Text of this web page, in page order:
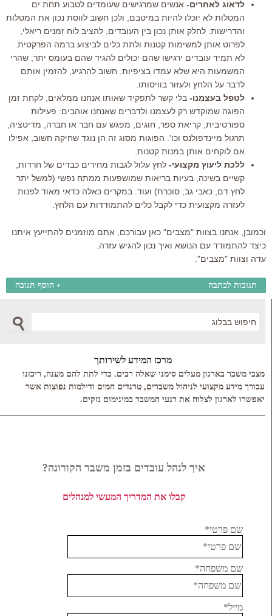
לדאוג לאחרים- אנשים שמרגישים שעומדים לטבוע תחת ים
המטלות לא יוכלו להיות במיטבם, ולכן חשוב לווסת נכון את המטלות
והדרישות: לחלק אותן נכון בין העובדים, להציב לוח זמנים ריאלי,
לפרוט אותן למשימות קטנות ולתת כלים לביצוע ברמה הפרקטית.
לא תמיד עובדים ירגישו שהם יכולים להגיד שהם בעומס יתר, שהרי
המשמעות היא שלא עמדו בציפיות. חשוב להרגיע, להזמין אותם
לדבר על הלחץ ולעזור בוויסותו.
לטפל בעצמנו- בלי קשר לתפקיד שאותו אנחנו ממלאים, לקחת זמן
הפוגה שמוקדש רק לעצמנו ולדברים שאנחנו אוהבים: פעילות
ספורטיבית, קריאת ספר, חוגים, מפגש עם חבר או חברה, מדיטציה,
תרגול מיינדפולנס וכו'. הפוגות מסוג זה הן נוגד שחיקה חשוב, אפילו
אם לוקחים אותן במנות קטנות.
ללכת ליעוץ מקצועי- לחץ עלול לגבות מחירים כבדים של חרדות,
קשיים בשינה, בעיות בריאות שמושפעות ממתח נפשי (למשל יתר
לחץ דם, כאבי גב, סוכרת) ועוד. במקרים כאלה כדאי מאוד לפנות
לעזרה מקצועית כדי לקבל כלים להתמודדות עם הלחץ.
וכמובן, אנחנו בצוות "מצבים" כאן עבורכם, אתם מוזמנים להתייעץ איתנו
כיצד להתמודד עם הנושא ואיך נכון להגיש עזרה.
עדה וצוות "מצבים".
תגובות לכתבה + הוסף תגובה
מרכז המידע לשירותך
מצבי משבר בארגון מעלים סימני שאלה רבים. כדי לתת להם מענה, ריכזנו
עבורך מידע מקצועי לניהול משברים, טרנדים חמים ודילמות נפוצות אשר
יאפשרו לארגון לצלוח את רגעי המשבר במינימום נזקים.